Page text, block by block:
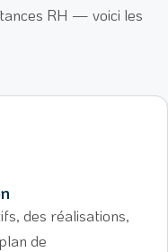
RH — voici les
des réalisations,
de